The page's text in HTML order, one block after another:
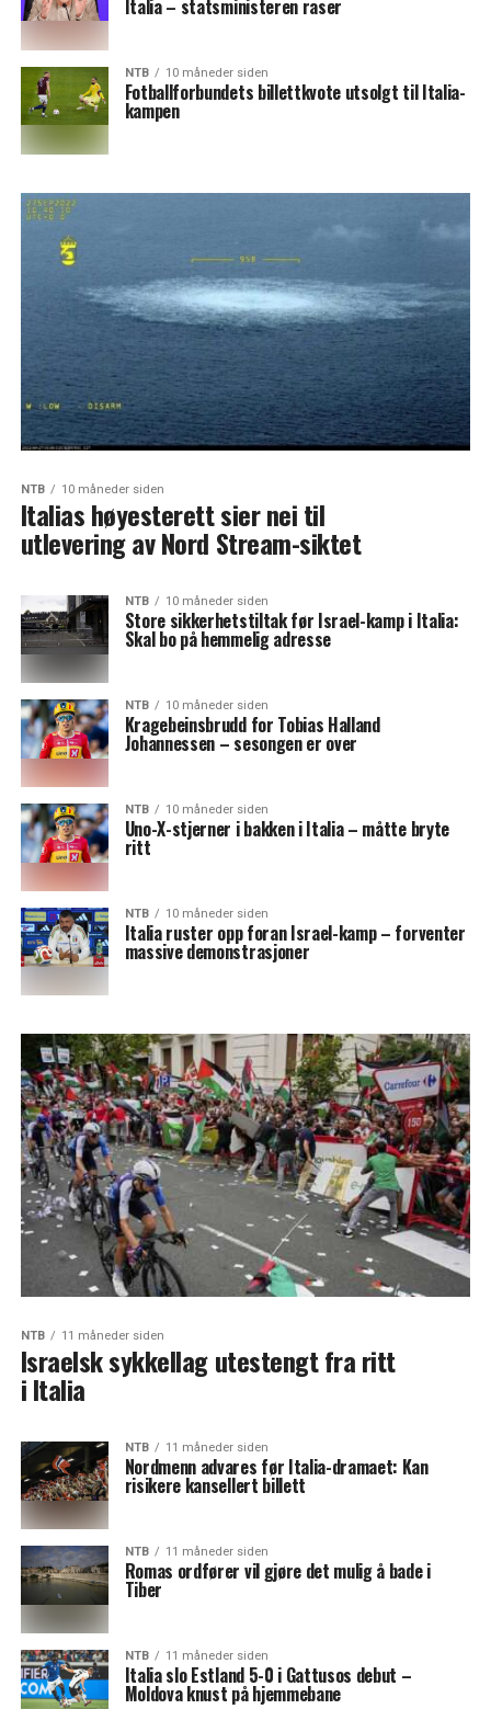
Italia – statsministeren raser
NTB 10 måneder siden
Fotballforbundets billettkvote utsolgt til Italia-
kampen
NTB 10 måneder siden
Italias høyesterett sier nei til
utlevering av Nord Stream-siktet
NTB 10 måneder siden
Store sikkerhetstiltak før Israel-kamp i Italia:
Skal bo på hemmelig adresse
NTB 10 måneder siden
Kragebeinsbrudd for Tobias Halland
Johannessen – sesongen er over
NTB 10 måneder siden
Uno-X-stjerner i bakken i Italia – måtte bryte
ritt
NTB 10 måneder siden
Italia ruster opp foran Israel-kamp – forventer
massive demonstrasjoner
NTB 11 måneder siden
Israelsk sykkellag utestengt fra ritt
i Italia
NTB 11 måneder siden
Nordmenn advares før Italia-dramaet: Kan
risikere kansellert billett
NTB 11 måneder siden
Romas ordfører vil gjøre det mulig å bade i
Tiber
NTB 11 måneder siden
Italia slo Estland 5-0 i Gattusos debut –
Moldova knust på hjemmebane